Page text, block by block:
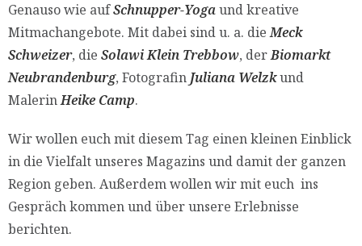
Genauso wie aufSchnupper-Yogaund kreative
Mitmachangebote. Mit dabei sind u. a. dieMeck
Schweizer, die Solawi Klein Trebbow, derBiomarkt
Neubrandenburg, Fotografin Juliana Welzkund
MalerinHeike Camp.
Wir wollen euch mit diesem Tag einen kleinen Einblick
in die Vielfalt unseres Magazins und damit der ganzen
Region geben. Außerdem wollen wir mit euch ins
Gespräch kommen und über unsere Erlebnisse
berichten.